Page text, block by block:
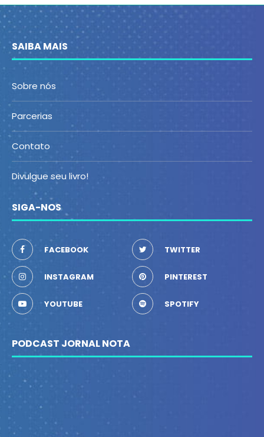
SAIBA MAIS
Sobre nós
Parcerias
Contato
Divulgue seu livro!
SIGA-NOS
FACEBOOK TWITTER
INSTAGRAM PINTEREST
YOUTUBE SPOTIFY
PODCAST JORNAL NOTA